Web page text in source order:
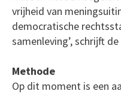
vrijheid van
democratische
samenleving’, schrijft
Methode
Op dit moment is een